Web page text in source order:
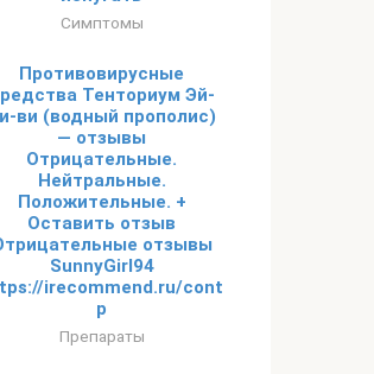
Симптомы
Противовирусные
Тенториум Эй-
ви (водный прополис)
— отзывы
Отрицательные.
Нейтральные.
Положительные. +
Оставить отзыв
отзывы
SunnyGirl94
irecommend.ru/content/ei-
p
Препараты